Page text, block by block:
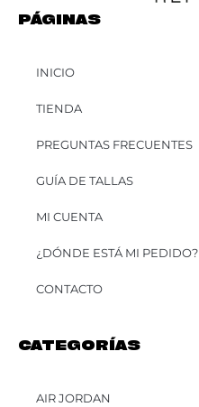
PÁGINAS
INICIO
TIENDA
PREGUNTAS FRECUENTES
GUÍA DE TALLAS
MI CUENTA
¿DÓNDE ESTÁ MI PEDIDO?
CONTACTO
CATEGORÍAS
AIR JORDAN